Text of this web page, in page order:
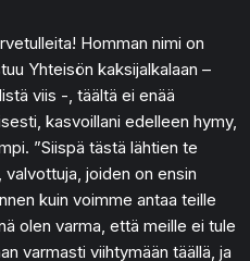
Homman nimi on
Yhteisön kaksijalkalaan –
viis -, täältä ei enää
kasvoillani edelleen hymy,
”Siispä tästä lähtien te
joiden on ensin
kuin voimme antaa teille
olen varma, että meille ei tule
varmasti viihtymään täällä, ja